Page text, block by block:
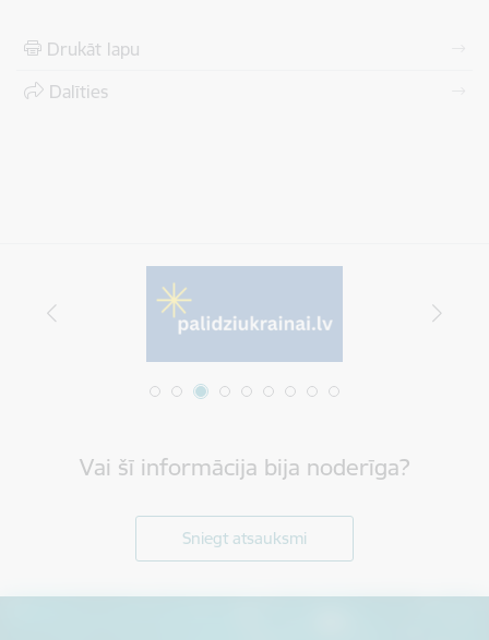
Drukāt lapu
Dalīties
Vai šī informācija bija noderīga?
Sniegt atsauksmi